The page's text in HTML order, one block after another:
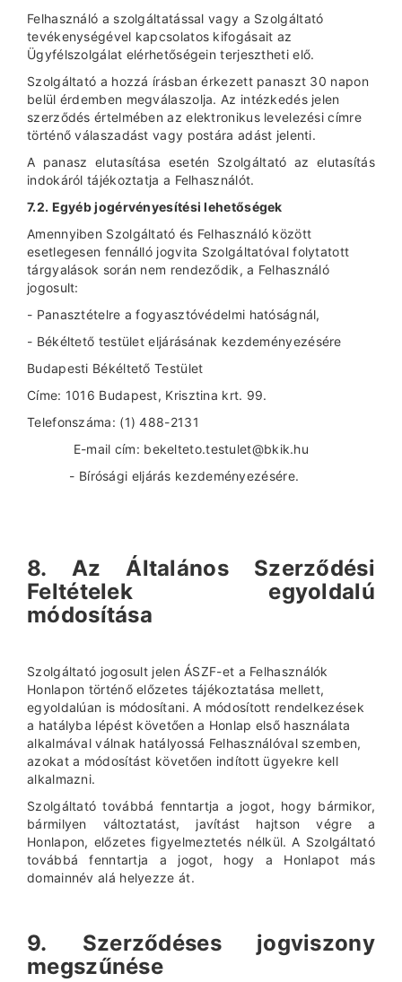
Felhasználó a szolgáltatással vagy a Szolgáltató
tevékenységével kapcsolatos kifogásait az
Ügyfélszolgálat elérhetőségein terjesztheti elő.
Szolgáltató a hozzá írásban érkezett panaszt 30 napon
belül érdemben megválaszolja. Az intézkedés jelen
szerződés értelmében az elektronikus levelezési címre
történő válaszadást vagy postára adást jelenti.
A panasz elutasítása esetén Szolgáltató az elutasítás
indokáról tájékoztatja a Felhasználót.
7.2. Egyéb jogérvényesítési lehetőségek
Amennyiben Szolgáltató és Felhasználó között
esetlegesen fennálló jogvita Szolgáltatóval folytatott
tárgyalások során nem rendeződik, a Felhasználó
jogosult:
- Panasztételre a fogyasztóvédelmi hatóságnál,
- Békéltető testület eljárásának kezdeményezésére
Budapesti Békéltető Testület
Címe: 1016 Budapest, Krisztina krt. 99.
Telefonszáma: (1) 488-2131
E-mail cím: bekelteto.testulet@bkik.hu
- Bírósági eljárás kezdeményezésére.
8. Az Általános Szerződési
Feltételek egyoldalú
módosítása
Szolgáltató jogosult jelen ÁSZF-et a Felhasználók
Honlapon történő előzetes tájékoztatása mellett,
egyoldalúan is módosítani. A módosított rendelkezések
a hatályba lépést követően a Honlap első használata
alkalmával válnak hatályossá Felhasználóval szemben,
azokat a módosítást követően indított ügyekre kell
alkalmazni.
Szolgáltató továbbá fenntartja a jogot, hogy bármikor,
bármilyen változtatást, javítást hajtson végre a
Honlapon, előzetes figyelmeztetés nélkül. A Szolgáltató
továbbá fenntartja a jogot, hogy a Honlapot más
domainnév alá helyezze át.
9. Szerződéses jogviszony
megszűnése